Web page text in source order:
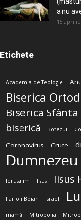
a nu
15 aprilie
Etichete
Academia de Teologie
Biserica
Biserica
biserică Botezul
Coronavirus
Cruce
Dumnezeu
Ierusalim Iisus Iisus
Ilarion Boian Israel
mamă Mitropolia